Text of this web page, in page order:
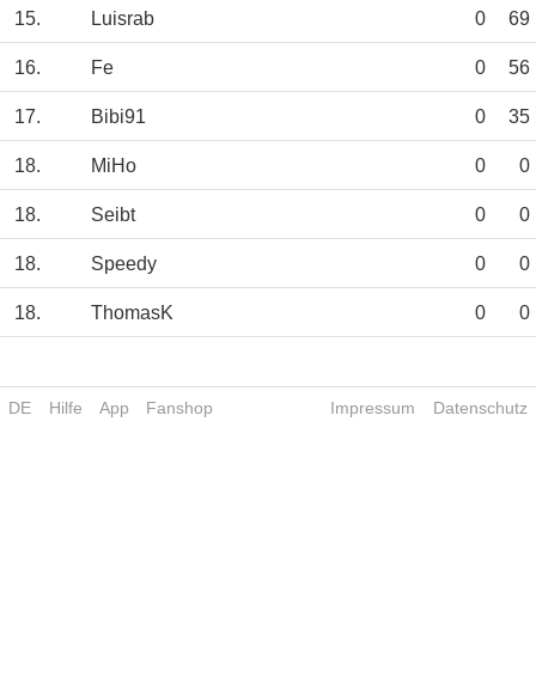
15. Luisrab 0 69
16. Fe 0 56
17. Bibi91 0 35
18. MiHo 0 0
18. Seibt 0 0
18. Speedy 0 0
18. ThomasK 0 0
DE Hilfe App Fanshop Impressum Datenschutz